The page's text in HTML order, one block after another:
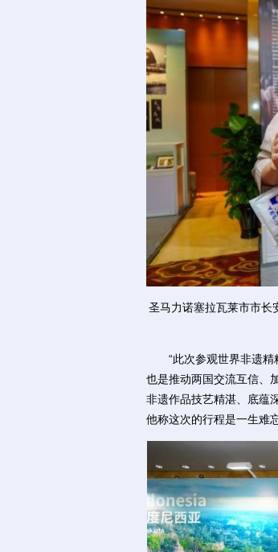
圣马力诺塞拉瓦莱市市长
“此次参观世界非遗精
也是推动两国交流互信、
非遗作品技艺精湛、底蕴
他称这次的行程是一生难